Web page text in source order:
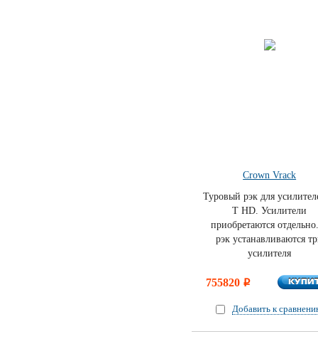
Crown Vrack
Туровый рэк для
T HD. Усилители
приобретаются
рэк устанавливаются
усилителя
755820 i
Добавить к